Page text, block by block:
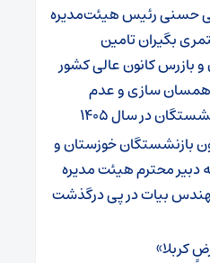
حسنی رئیس هیئت‌مدیره
بگیران تامین
بازرس کانون عالی کشور
سازی و عدم
در سال ۱۴۰۵
بازنشستگان خوزستان و
دبیر محترم هیئت مدیره
بیات در پی درگذشت
کربلا»